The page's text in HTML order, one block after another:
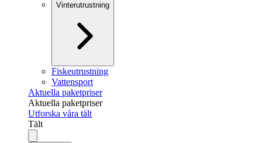
Vinterutrustning
Fiskeutrustning
Vattensport
Aktuella paketpriser
Aktuella paketpriser
Utforska våra tält
Tält